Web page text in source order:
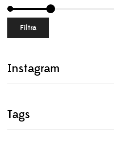
Filtra
Instagram
Tags